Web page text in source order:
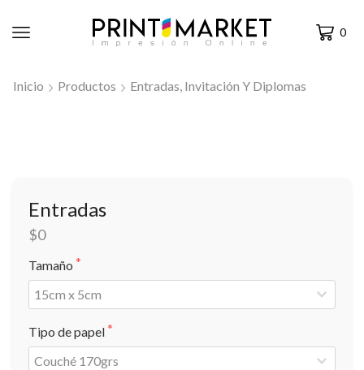
0
Inicio Productos Entradas, Invitación Y Diplomas
Entradas
$0
Tamaño
Tipo de papel